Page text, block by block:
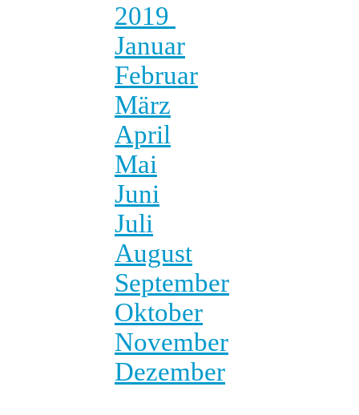
2019
Januar
Februar
März
April
Mai
Juni
Juli
August
September
Oktober
November
Dezember